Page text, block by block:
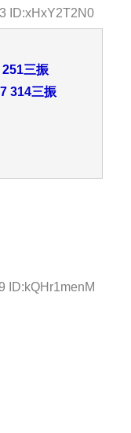
ID:xHxY2T2N0
三振
314三振
ID:kQHr1menM